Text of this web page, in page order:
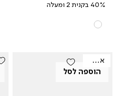
40% בקנית 2 ומעלה
הוספה לסל
אאוטלט